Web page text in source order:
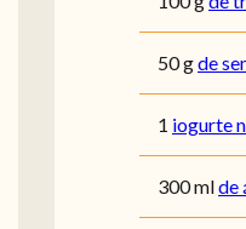
50gde
1 iogurte
300mlde